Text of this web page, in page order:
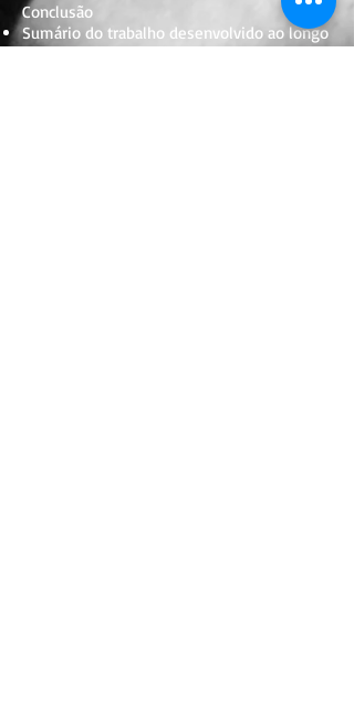
Conclusão
Sumário do trabalho desenvolvido ao longo
da aula com revisão dos aspectos técnicos